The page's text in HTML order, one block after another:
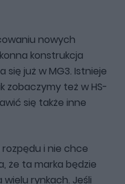
nowych
konstrukcja
się już w MG3. Istnieje
zobaczymy też w HS-
się także inne
rozpędu i nie chce
że ta marka będzie
rynkach. Jeśli